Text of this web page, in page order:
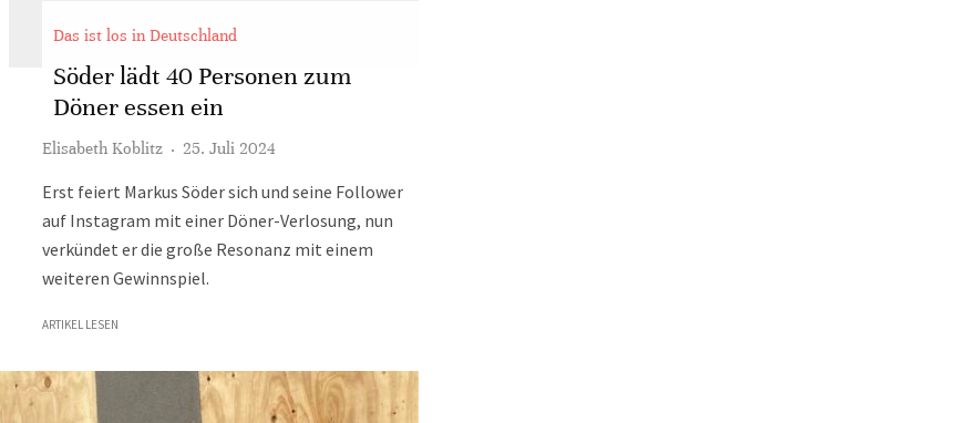
Das ist los in Deutschland
Söder lädt 40 Personen zum
Döner essen ein
Elisabeth Koblitz · 25. Juli 2024
Erst feiert Markus Söder sich und seine Follower
auf Instagram mit einer Döner-Verlosung, nun
verkündet er die große Resonanz mit einem
weiteren Gewinnspiel.
ARTIKEL LESEN